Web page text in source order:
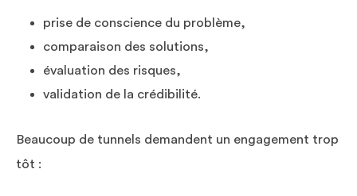
prise de conscience du problème,
comparaison des solutions,
évaluation des risques,
validation de la crédibilité.
Beaucoup de tunnels demandent un engagement trop
tôt :